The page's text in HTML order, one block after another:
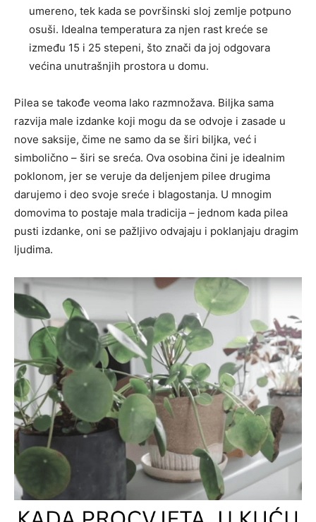
umereno, tek kada se površinski sloj zemlje potpuno
osuši. Idealna temperatura za njen rast kreće se
između 15 i 25 stepeni, što znači da joj odgovara
većina unutrašnjih prostora u domu.
Pilea se takođe veoma lako razmnožava. Biljka sama
razvija male izdanke koji mogu da se odvoje i zasade u
nove saksije, čime ne samo da se širi biljka, već i
simbolično – širi se sreća. Ova osobina čini je idealnim
poklonom, jer se veruje da deljenjem pilee drugima
darujemo i deo svoje sreće i blagostanja. U mnogim
domovima to postaje mala tradicija – jednom kada pilea
pusti izdanke, oni se pažljivo odvajaju i poklanjaju dragim
ljudima.